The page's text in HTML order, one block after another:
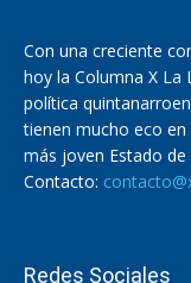
Con una creciente
hoy la Columna X La
política
tienen mucho eco
más joven Estado de
Contacto:
Redes Sociales